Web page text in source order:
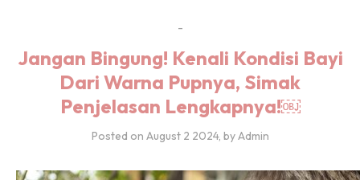
-
Jangan Bingung! Kenali Kondisi Bayi
Dari Warna Pupnya, Simak
Penjelasan Lengkapnya!￼
Posted on August 2 2024, by Admin